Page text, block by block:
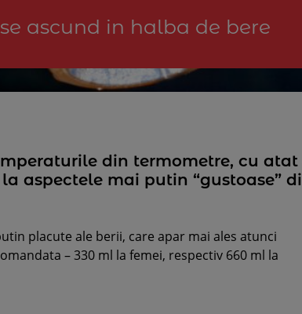
ascund in halba de bere
din termometre, cu
aspectele mai putin “gustoase”
placute ale berii, care apar mai ales atunci
– 330 ml la femei, respectiv 660 ml la